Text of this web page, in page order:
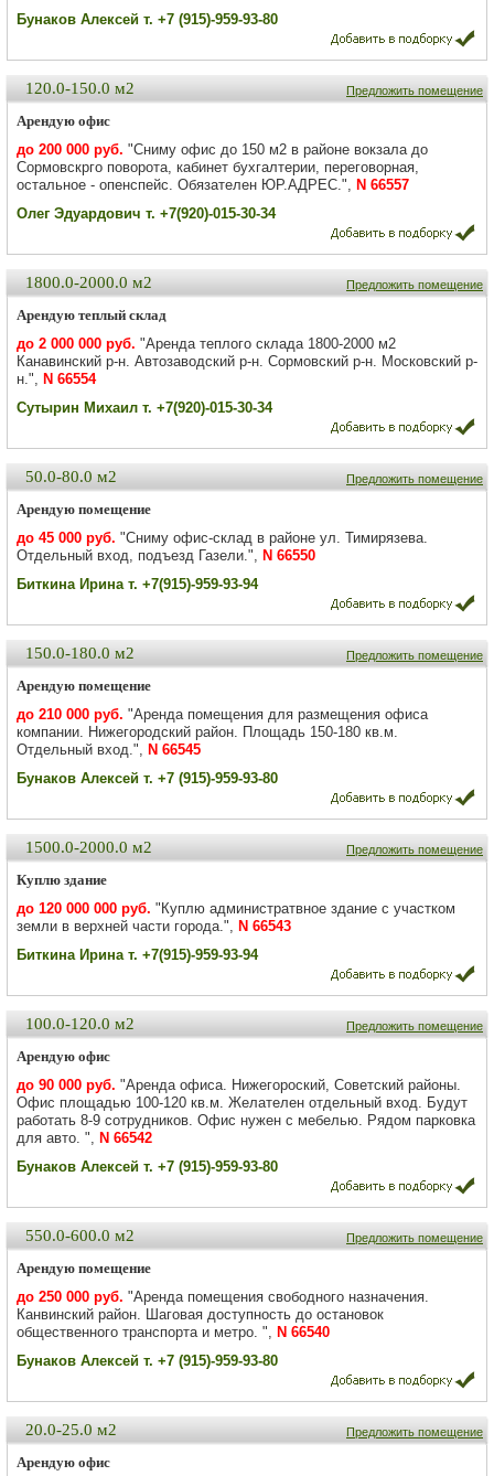
Бунаков Алексей т. +7 (915)-959-93-80
Предложить помещение
120.0-150.0 м2
Арендую офис
до 200 000 руб. "Сниму офис до 150 м2 в районе вокзала до
Сормовскрго поворота, кабинет бухгалтерии, переговорная,
остальное - опенспейс. Обязателен ЮР.АДРЕС.", N 66557
Олег Эдуардович т. +7(920)-015-30-34
Предложить помещение
1800.0-2000.0 м2
Арендую теплый склад
до 2 000 000 руб. "Аренда теплого склада 1800-2000 м2
Канавинский р-н. Автозаводский р-н. Сормовский р-н. Московский р-
н.", N 66554
Сутырин Михаил т. +7(920)-015-30-34
Предложить помещение
50.0-80.0 м2
Арендую помещение
до 45 000 руб. "Сниму офис-склад в районе ул. Тимирязева.
Отдельный вход, подъезд Газели.", N 66550
Биткина Ирина т. +7(915)-959-93-94
Предложить помещение
150.0-180.0 м2
Арендую помещение
до 210 000 руб. "Аренда помещения для размещения офиса
компании. Нижегородский район. Площадь 150-180 кв.м.
Отдельный вход.", N 66545
Бунаков Алексей т. +7 (915)-959-93-80
Предложить помещение
1500.0-2000.0 м2
Куплю здание
до 120 000 000 руб. "Куплю администратвное здание с участком
земли в верхней части города.", N 66543
Биткина Ирина т. +7(915)-959-93-94
Предложить помещение
100.0-120.0 м2
Арендую офис
до 90 000 руб. "Аренда офиса. Нижегороский, Советский районы.
Офис площадью 100-120 кв.м. Желателен отдельный вход. Будут
работать 8-9 сотрудников. Офис нужен с мебелью. Рядом парковка
для авто. ", N 66542
Бунаков Алексей т. +7 (915)-959-93-80
Предложить помещение
550.0-600.0 м2
Арендую помещение
до 250 000 руб. "Аренда помещения свободного назначения.
Канвинский район. Шаговая доступность до остановок
общественного транспорта и метро. ", N 66540
Бунаков Алексей т. +7 (915)-959-93-80
Предложить помещение
20.0-25.0 м2
Арендую офис